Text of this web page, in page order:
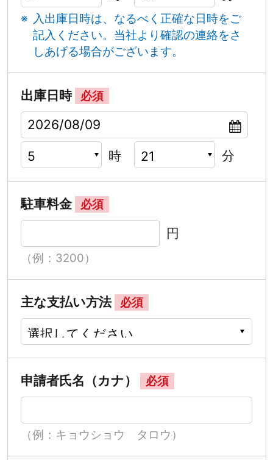
入出庫日時は、なるべく正確な日時をご
記入ください。 当社より確認の連絡をさ
しあげる場合がございます。
出庫日時 必須
時 分
駐車料金 必須
円
（例：3200）
主な支払い方法 必須
申請者氏名（カナ） 必須
（例：キョウショウ タロウ）